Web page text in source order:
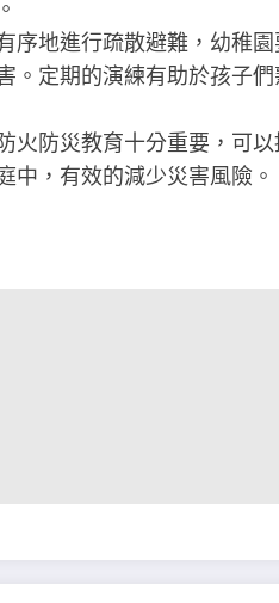
序地進行疏散避難，幼稚
。定期的演練有助於孩子
火防災教育十分重要，可
中，有效的減少災害風險。